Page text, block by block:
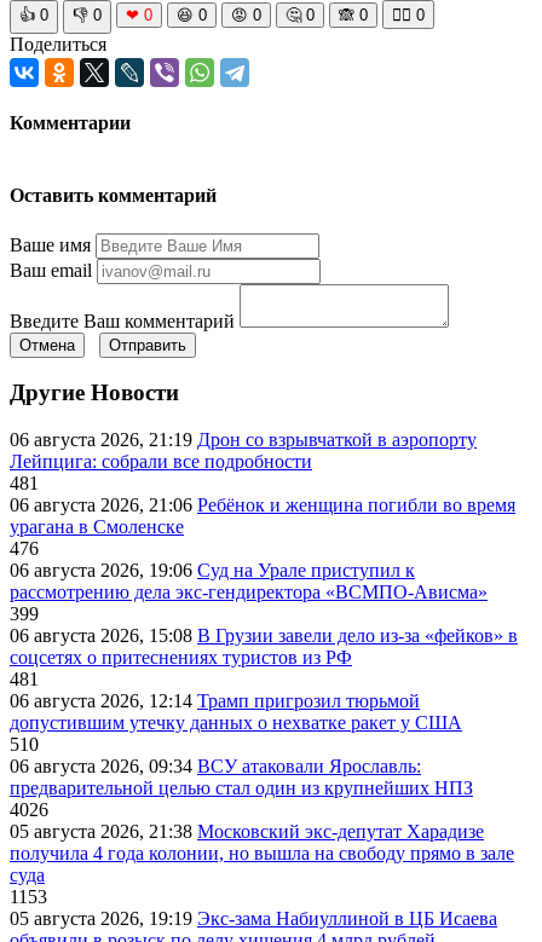
👍 0 👎 0 ❤ 0 😆 0 😡 0 🤔 0 🙈 0 🧘‍♀️ 0
Поделиться
Комментарии
Оставить комментарий
Ваше имя
Ваш email
Введите Ваш комментарий
Отмена Отправить
Другие Новости
06 августа 2026, 21:19 Дрон со взрывчаткой в аэропорту
Лейпцига: собрали все подробности
481
06 августа 2026, 21:06 Ребёнок и женщина погибли во время
урагана в Смоленске
476
06 августа 2026, 19:06 Суд на Урале приступил к
рассмотрению дела экс-гендиректора «ВСМПО-Ависма»
399
06 августа 2026, 15:08 В Грузии завели дело из-за «фейков» в
соцсетях о притеснениях туристов из РФ
481
06 августа 2026, 12:14 Трамп пригрозил тюрьмой
допустившим утечку данных о нехватке ракет у США
510
06 августа 2026, 09:34 ВСУ атаковали Ярославль:
предварительной целью стал один из крупнейших НПЗ
4026
05 августа 2026, 21:38 Московский экс-депутат Харадизе
получила 4 года колонии, но вышла на свободу прямо в зале
суда
1153
05 августа 2026, 19:19 Экс-зама Набиуллиной в ЦБ Исаева